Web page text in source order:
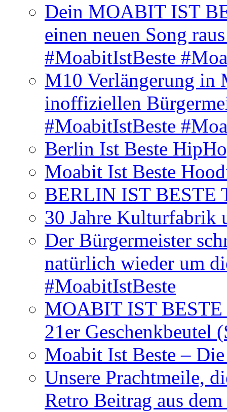
Dein MOABIT IST
einen neuen Song
#MoabitIstBeste
M10 Verlängerung in
inoffiziellen
#MoabitIstBeste
Berlin Ist Beste
Moabit Ist Beste
BERLIN IST BESTE
30 Jahre Kulturfabrik
Der Bürgermeister
natürlich wieder um
#MoabitIstBeste
MOABIT IST BESTE
21er Geschenkbeutel
Moabit Ist Beste –
Unsere Prachtmeile,
Retro Beitrag aus